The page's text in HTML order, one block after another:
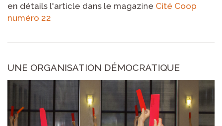
en détails l'article dans le magazine Cité Coop
numéro 22
UNE ORGANISATION DÉMOCRATIQUE